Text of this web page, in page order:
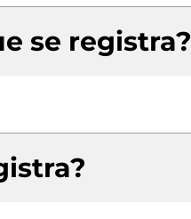
se registra?